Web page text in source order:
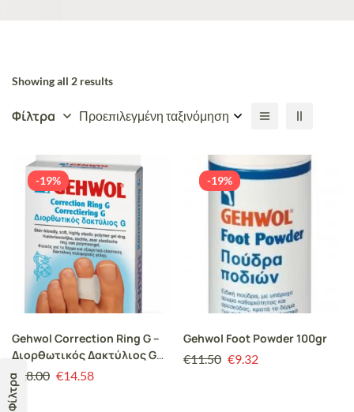
Φίλτρα
Showing all 2 results
Φίλτρα Προεπιλεγμένη ταξινόμηση
-19%
Gehwol Correction Ring G –
Διορθωτικός Δακτύλιος G
3τεμ
€ 18.00 €14.58
-19%
Gehwol Foot Powder 100gr
€11.50 €9.32